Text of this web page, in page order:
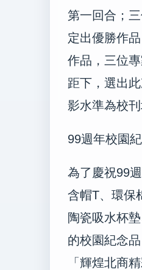
第一回合；
定出優勝作
作品，三位
距下，選出
影水準為校刊
99週年校園
為了慶祝99
含帽T、環保
陶瓷吸水杯
的校園紀念
「輝煌北商